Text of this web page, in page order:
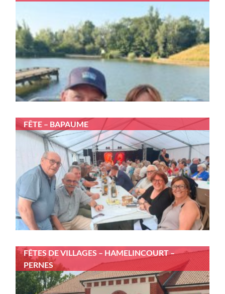
FÊTE – BAPAUME
FÊTES DE VILLAGES – HAMELINCOURT –
PERNES